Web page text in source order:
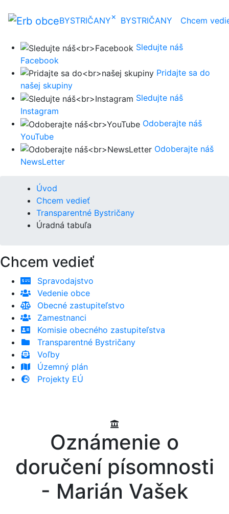
BYSTRIČANY× BYSTRIČANY Chcem
Sledujte náš
Facebook
Pridajte sa do
našej skupiny
Sledujte náš
Instagram
Odoberajte náš
YouTube
Odoberajte náš
NewsLetter
Úvod
Chcem vedieť
Transparentné Bystričany
Úradná tabuľa
Chcem vedieť
Spravodajstvo
Vedenie obce
Obecné zastupiteľstvo
Zamestnanci
Komisie obecného zastupiteľstva
Transparentné Bystričany
Voľby
Územný plán
Projekty EÚ
Oznámenie o
doručení písomnosti
- Marián Vašek